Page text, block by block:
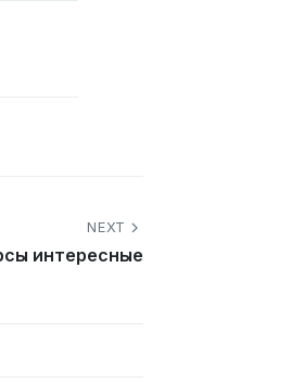
NEXT
интересные